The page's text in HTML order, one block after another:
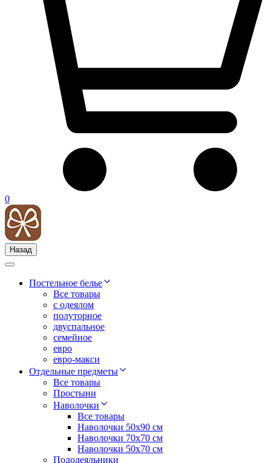
0
Назад
Постельное белье
Все товары
с одеялом
полуторное
двуспальное
семейное
евро
евро-макси
Отдельные предметы
Все товары
Простыни
Наволочки
Все товары
Наволочки 50x90 см
Наволочки 70x70 cм
Наволочки 50х70 см
Пододеяльники